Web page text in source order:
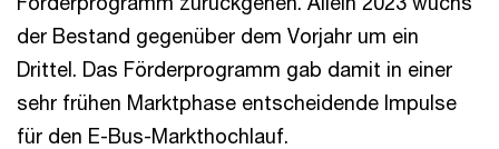
der Bestand gegenüber dem Vorjahr um ein
Drittel. Das Förderprogramm gab damit in einer
sehr frühen Marktphase entscheidende Impulse
für den E-Bus-Markthochlauf.